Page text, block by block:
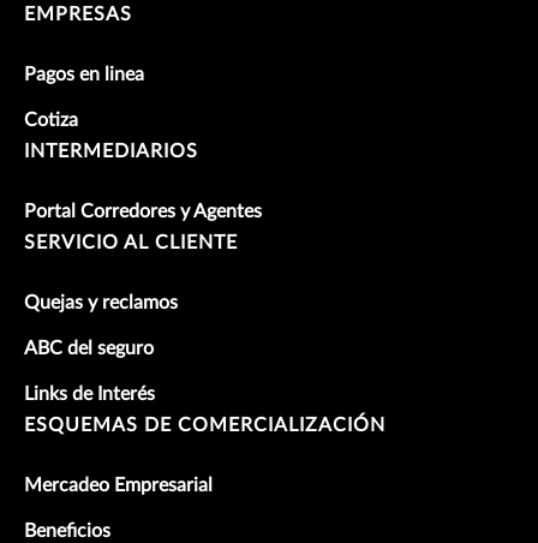
EMPRESAS
Pagos en linea
Cotiza
INTERMEDIARIOS
Portal Corredores y Agentes
SERVICIO AL CLIENTE
Quejas y reclamos
ABC del seguro
Links de Interés
ESQUEMAS DE COMERCIALIZACIÓN
Mercadeo Empresarial
Beneficios